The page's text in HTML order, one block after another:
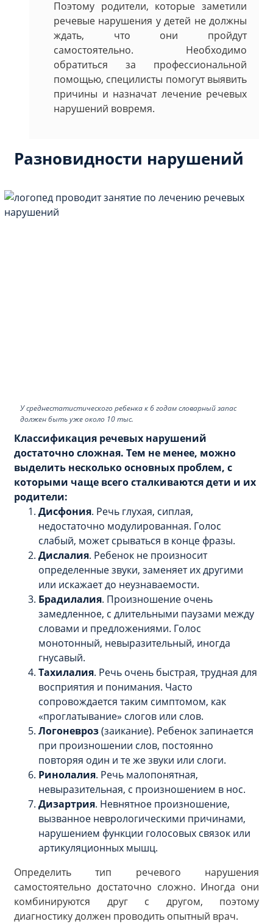
Поэтому родители, которые заметили
речевые нарушения у детей не должны
ждать, что они пройдут
самостоятельно. Необходимо
обратиться за профессиональной
помощью, специлисты помогут выявить
причины и назначат лечение речевых
нарушений вовремя.
Разновидности нарушений
У среднестатистического ребенка к 6 годам словарный запас
должен быть уже около 10 тыс.
Классификация речевых нарушений
достаточно сложная. Тем не менее, можно
выделить несколько основных проблем, с
которыми чаще всего сталкиваются дети и их
родители:
Дисфония. Речь глухая, сиплая,
недостаточно модулированная. Голос
слабый, может срываться в конце фразы.
Дислалия. Ребенок не произносит
определенные звуки, заменяет их другими
или искажает до неузнаваемости.
Брадилалия. Произношение очень
замедленное, с длительными паузами между
словами и предложениями. Голос
монотонный, невыразительный, иногда
гнусавый.
Тахилалия. Речь очень быстрая, трудная для
восприятия и понимания. Часто
сопровождается таким симптомом, как
«проглатывание» слогов или слов.
Логоневроз(заикание). Ребенок запинается
при произношении слов, постоянно
повторяя один и те же звуки или слоги.
Ринолалия. Речь малопонятная,
невыразительная, с произношением в нос.
Дизартрия. Невнятное произношение,
вызванное неврологическими причинами,
нарушением функции голосовых связок или
артикуляционных мышц.
Определить тип речевого нарушения
самостоятельно достаточно сложно. Иногда они
комбинируются друг с другом, поэтому
диагностику должен проводить опытный врач.